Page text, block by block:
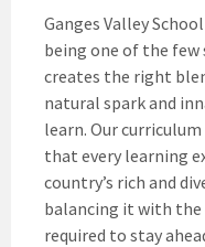
Ganges Valley
being one of the
creates the right
natural spark and
learn. Our
that every learning
country’s rich and
balancing it with
required to stay